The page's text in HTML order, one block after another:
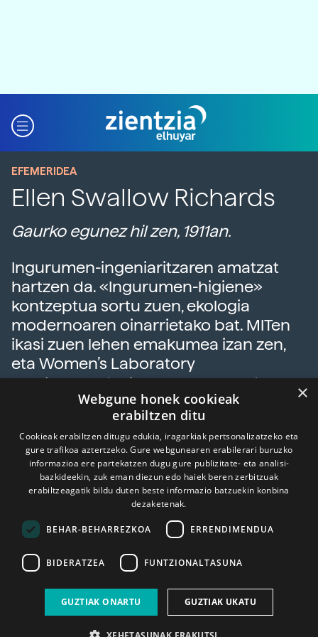
EFEMERIDEA
Ellen Swallow Richards
Gaurko egunez hil zen, 1911an.
Ingurumen-ingeniaritzaren amatzat
hartzen da. «Ingurumen-higiene»
kontzeptua sortu zuen, ekologia
modernoaren oinarrietako bat. MITen
ikasi zuen lehen emakumea izan zen,
eta Women’s Laboratory
emakumeentzako programa sortu
zuen han.
×
Webgune honek cookieak
erabiltzen ditu
Cookieak erabiltzen ditugu edukia, iragarkiak pertsonalizatzeko eta
gure trafikoa aztertzeko. Gure webgunearen erabilerari buruzko
informazioa ere partekatzen dugu gure publizitate- eta analisi-
bazkideekin, zuk eman diezun edo haiek beren zerbitzuak
erabiltzeagatik bildu duten beste informazio batzuekin konbina
dezaketenak.
BEHAR-BEHARREZKOA ERRENDIMENDUA
BIDERATZEA FUNTZIONALTASUNA
GUZTIAK ONARTU GUZTIAK UKATU